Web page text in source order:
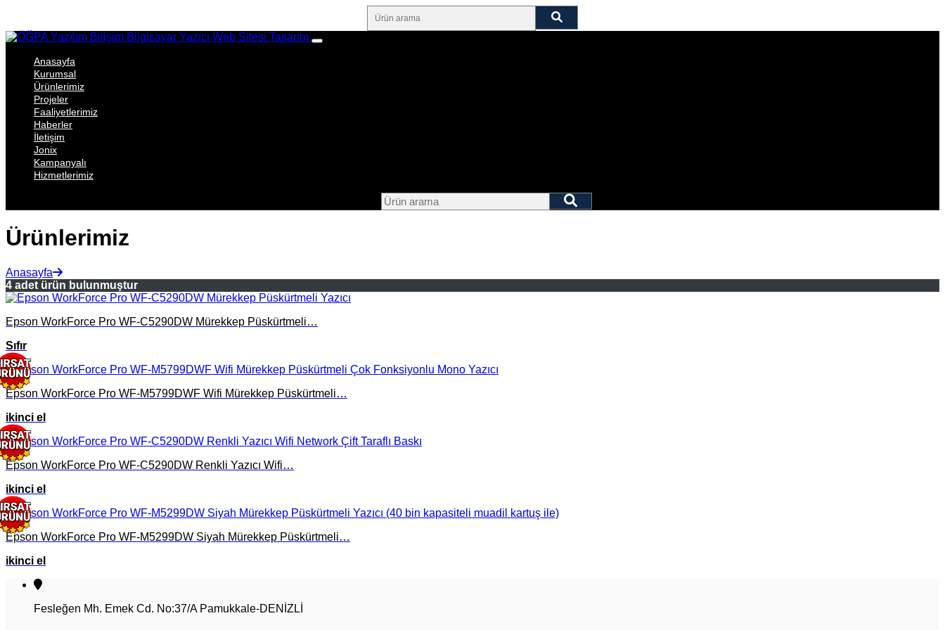
Anasayfa
Kurumsal
Ürünlerimiz
Projeler
Faaliyetlerimiz
Haberler
İletişim
Jonix
Kampanyalı
Hizmetlerimiz
Ürünlerimiz
Anasayfa
4 adet ürün bulunmuştur
Epson WorkForce Pro WF-C5290DW Mürekkep Püskürtmeli…
Sıfır
Epson WorkForce Pro WF-M5799DWF Wifi Mürekkep Püskürtmeli…
ikinci el
Epson WorkForce Pro WF-C5290DW Renkli Yazıcı Wifi…
ikinci el
Epson WorkForce Pro WF-M5299DW Siyah Mürekkep Püskürtmeli…
ikinci el
Fesleğen Mh. Emek Cd. No:37/A Pamukkale-DENİZLİ